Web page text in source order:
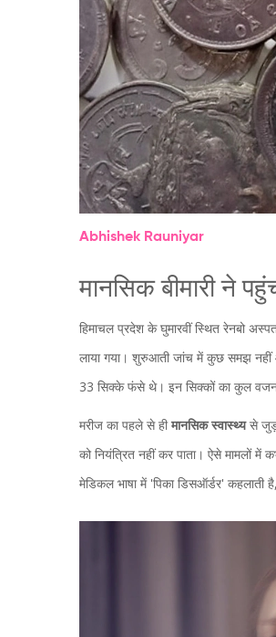
Abhishek Rauniyar
मानसिक बीमारी ने
हिमाचल प्रदेश के घुमारवीं स्थित रेनबो
लाया गया। शुरुआती जांच में कुछ समझ
33 सिक्के फंसे थे। इन सिक्कों का कुल वजन
मरीज का पहले से हीमानसिक स्वास्थ्यसे
को नियंत्रित नहीं कर पाता। ऐसे मामलों में
मेडिकल भाषा में 'पिका डिसऑर्डर' कहलाती